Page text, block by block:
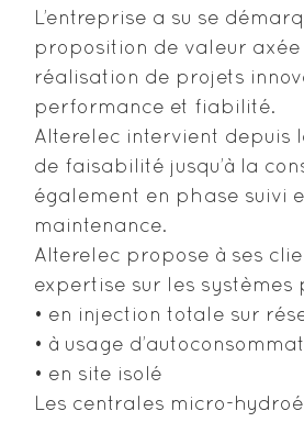
L’entreprise a su se
proposition de valeur axée
réalisation de projets
performance et fiabilité.
Alterelec intervient depuis
de faisabilité jusqu’à la
également en phase suivi
maintenance.
Alterelec propose à ses
expertise sur les systèmes
• en injection totale sur
• à usage
• en site isolé
Les centrales micro-